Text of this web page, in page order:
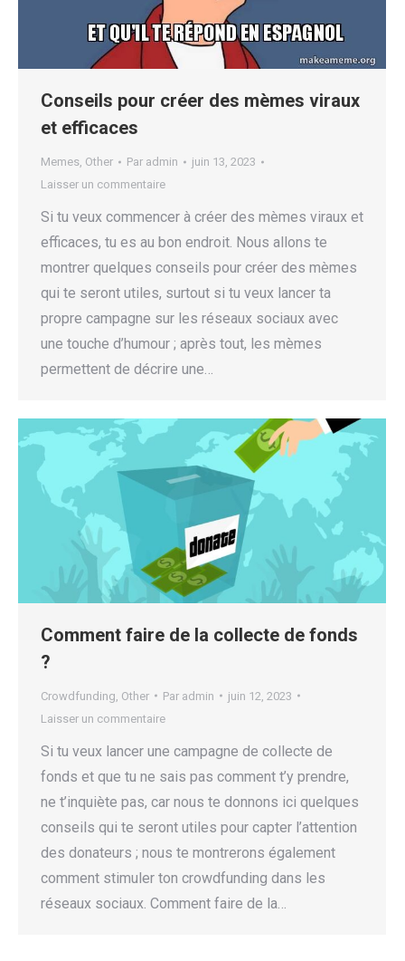
Conseils pour créer des mèmes viraux
et efficaces
Memes, Other Par admin
juin 13, 2023
Laisser un commentaire
Si tu veux commencer à créer des mèmes viraux et
efficaces, tu es au bon endroit. Nous allons te
montrer quelques conseils pour créer des mèmes
qui te seront utiles, surtout si tu veux lancer ta
propre campagne sur les réseaux sociaux avec
une touche d’humour ; après tout, les mèmes
permettent de décrire une…
Comment faire de la collecte de fonds
?
Crowdfunding Other Par admin
juin 12, 2023
Laisser un commentaire
Si tu veux lancer une campagne de collecte de
fonds et que tu ne sais pas comment t’y prendre,
ne t’inquiète pas, car nous te donnons ici quelques
conseils qui te seront utiles pour capter l’attention
des donateurs ; nous te montrerons également
comment stimuler ton crowdfunding dans les
réseaux sociaux. Comment faire de la…